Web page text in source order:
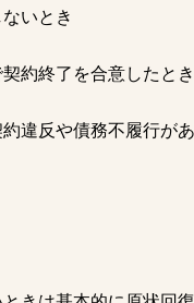
いとき
約終了を合意したとき
違反や債務不履行が